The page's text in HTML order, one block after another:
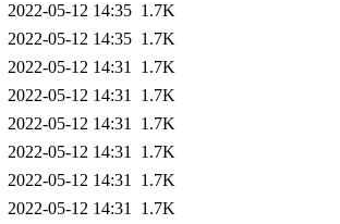
2022-05-12 14:35 1.7K
2022-05-12 14:35 1.7K
2022-05-12 14:31 1.7K
2022-05-12 14:31 1.7K
2022-05-12 14:31 1.7K
2022-05-12 14:31 1.7K
2022-05-12 14:31 1.7K
2022-05-12 14:31 1.7K